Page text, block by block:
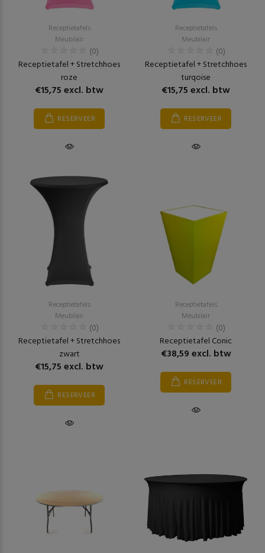
Receptietafels
Meubilair
(0)
Receptietafel + Stretchhoes
roze
€15,75 excl. btw
RESERVEER
Receptietafels
Meubilair
(0)
Receptietafel + Stretchhoes
turqoise
€15,75 excl. btw
RESERVEER
Receptietafels
Meubilair
(0)
Receptietafel + Stretchhoes
zwart
€15,75 excl. btw
RESERVEER
Receptietafels
Meubilair
(0)
Receptietafel Conic
€38,59 excl. btw
RESERVEER